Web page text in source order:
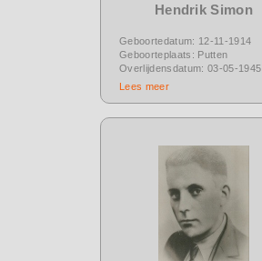
Hendrik Simon
Geboortedatum: 12-11-1914
Geboorteplaats: Putten
Overlijdensdatum: 03-05-1945
Lees meer